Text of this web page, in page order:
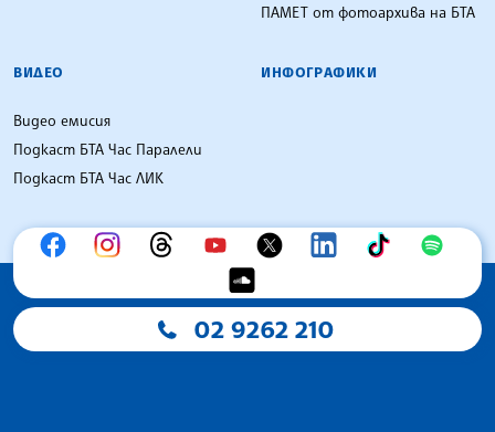
ПАМЕТ от фотоархива на БТА
ВИДЕО
Видео емисия
Подкаст БТА Час Паралели
Подкаст БТА Час ЛИК
ИНФОГРАФИКИ
02 9262 210